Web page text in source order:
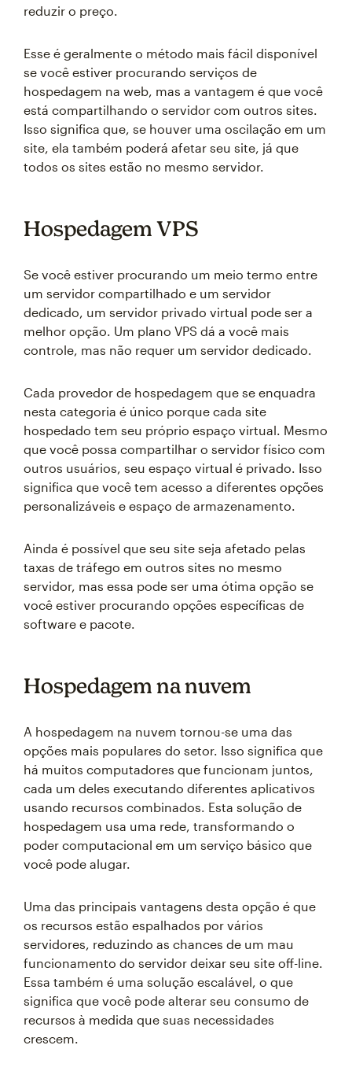
reduzir o preço.
Esse é geralmente o método mais fácil disponível
se você estiver procurando serviços de
hospedagem na web, mas a vantagem é que você
está compartilhando o servidor com outros sites.
Isso significa que, se houver uma oscilação em um
site, ela também poderá afetar seu site, já que
todos os sites estão no mesmo servidor.
Hospedagem VPS
Se você estiver procurando um meio termo entre
um servidor compartilhado e um servidor
dedicado, um servidor privado virtual pode ser a
melhor opção. Um plano VPS dá a você mais
controle, mas não requer um servidor dedicado.
Cada provedor de hospedagem que se enquadra
nesta categoria é único porque cada site
hospedado tem seu próprio espaço virtual. Mesmo
que você possa compartilhar o servidor físico com
outros usuários, seu espaço virtual é privado. Isso
significa que você tem acesso a diferentes opções
personalizáveis e espaço de armazenamento.
Ainda é possível que seu site seja afetado pelas
taxas de tráfego em outros sites no mesmo
servidor, mas essa pode ser uma ótima opção se
você estiver procurando opções específicas de
software e pacote.
Hospedagem na nuvem
A hospedagem na nuvem tornou-se uma das
opções mais populares do setor. Isso significa que
há muitos computadores que funcionam juntos,
cada um deles executando diferentes aplicativos
usando recursos combinados. Esta solução de
hospedagem usa uma rede, transformando o
poder computacional em um serviço básico que
você pode alugar.
Uma das principais vantagens desta opção é que
os recursos estão espalhados por vários
servidores, reduzindo as chances de um mau
funcionamento do servidor deixar seu site off-line.
Essa também é uma solução escalável, o que
significa que você pode alterar seu consumo de
recursos à medida que suas necessidades
crescem.